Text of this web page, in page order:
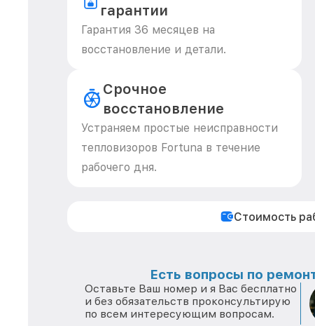
гарантии
Гарантия 36 месяцев на
восстановление и детали.
Срочное
восстановление
Устраняем простые неисправности
тепловизоров Fortuna в течение
рабочего дня.
Стоимость
Есть вопросы по
Оставьте Ваш номер и я Вас бесплатно
и без обязательств проконсультирую
по всем интересующим вопросам.